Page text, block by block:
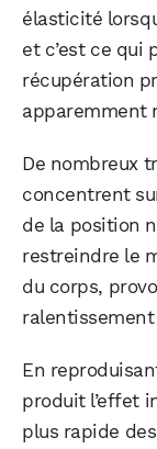
élasticité
et c’est ce qui
récupération
apparemment
De nombreux
concentrent
de la position
restreindre le
du corps,
En
produit l’effet
plus rapide